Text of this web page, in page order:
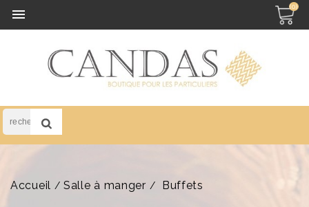
 (0)
Accueil Salle à manger Buffets